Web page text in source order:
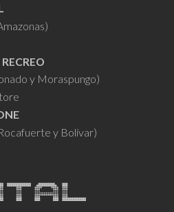
y Moraspungo)
y Bolívar)